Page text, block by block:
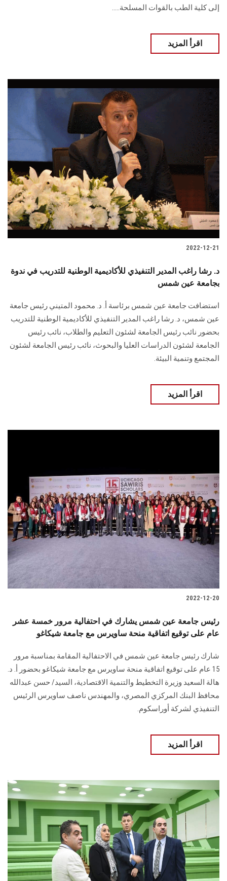
إلى كلية الطب بالقوات المسلحة.....
اقرأ المزيد
2022-12-21
د. رشا راغب المدير التنفيذي للأكاديمية الوطنية للتدريب في ندوة
بجامعة عين شمس
استضافت جامعة عين شمس برئاسة أ. د. محمود المتيني رئيس جامعة
عين شمس، د. رشا راغب المدير التنفيذي للأكاديمية الوطنية للتدريب
بحضور نائب رئيس الجامعة لشئون التعليم والطلاب، نائب رئيس
الجامعة لشئون الدراسات العليا والبحوث، نائب رئيس الجامعة لشئون
المجتمع وتنمية البيئة.
اقرأ المزيد
2022-12-20
رئيس جامعة عين شمس يشارك في احتفالية مرور خمسة عشر
عام على توقيع اتفاقية منحة ساويرس مع جامعة شيكاغو
شارك رئيس جامعة عين شمس في الاحتفالية المقامة بمناسبة مرور
15 عام على توقيع اتفاقية منحة ساويرس مع جامعة شيكاغو بحضور أ. د.
هالة السعيد وزيرة التخطيط والتنمية الاقتصادية، السيد/ حسن عبدالله
محافظ البنك المركزي المصري، والمهندس ناصف ساويرس الرئيس
التنفيذي لشركة أوراسكوم.
اقرأ المزيد